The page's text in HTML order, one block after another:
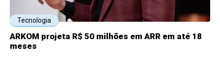
Tecnologia
ARKOM projeta R$ 50 milhões em ARR em até 18
meses